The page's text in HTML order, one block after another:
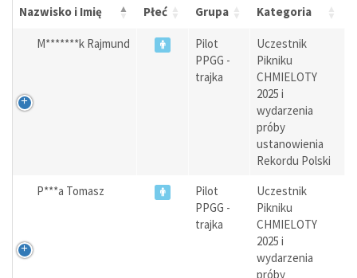
Nazwisko i Imię Płeć Grupa Kategoria
M*******k Rajmund
Pilot
PPGG -
trajka
Uczestnik
Pikniku
CHMIELOTY
2025 i
wydarzenia
próby
ustanowienia
Rekordu Polski
P***a Tomasz
Pilot
PPGG -
trajka
Uczestnik
Pikniku
CHMIELOTY
2025 i
wydarzenia
próby